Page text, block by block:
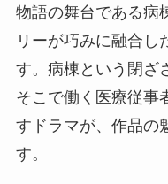
物語の舞台である病
リーが巧みに融合し
す。病棟という閉ざ
そこで働く医療従事
すドラマが、作品の
す。